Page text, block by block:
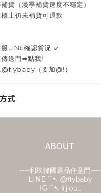
貨（淡季補貨速度不穩定）
上仍未補貨可退款
服LINE確認貨況 ↙️
傳送門➡點我!
（要加@!）
式
ABOUT
----利玖韓國選品任意門----
LINE ⁀➷ @flybaby
IG ⁀➷ li.jiou_